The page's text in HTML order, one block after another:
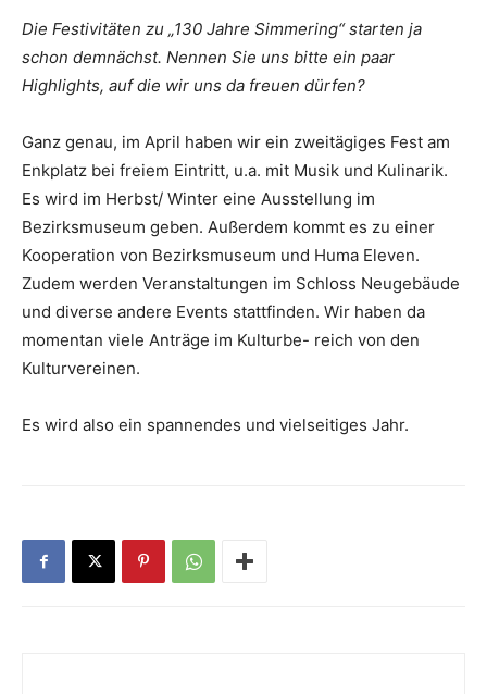
Die Festivitäten zu „130 Jahre Simmering“ starten ja
schon demnächst. Nennen Sie uns bitte ein paar
Highlights, auf die wir uns da freuen dürfen?
Ganz genau, im April haben wir ein zweitägiges Fest am
Enkplatz bei freiem Eintritt, u.a. mit Musik und Kulinarik.
Es wird im Herbst/ Winter eine Ausstellung im
Bezirksmuseum geben. Außerdem kommt es zu einer
Kooperation von Bezirksmuseum und Huma Eleven.
Zudem werden Veranstaltungen im Schloss Neugebäude
und diverse andere Events stattfinden. Wir haben da
momentan viele Anträge im Kulturbe- reich von den
Kulturvereinen.
Es wird also ein spannendes und vielseitiges Jahr.